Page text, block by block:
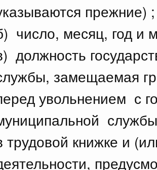
прежние) ;
число, месяц, год и
должность
замещаемая
увольнением с
трудовой книжке и